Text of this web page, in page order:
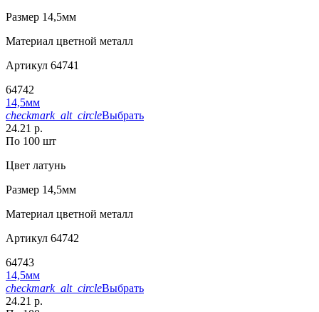
Размер 14,5мм
Материал цветной металл
Артикул 64741
64742
14,5мм
checkmark_alt_circleВыбрать
24.21 р.
По 100 шт
Цвет латунь
Размер 14,5мм
Материал цветной металл
Артикул 64742
64743
14,5мм
checkmark_alt_circleВыбрать
24.21 р.